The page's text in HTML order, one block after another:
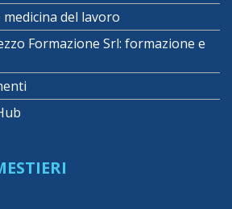
del lavoro
Formazione Srl: formazione e